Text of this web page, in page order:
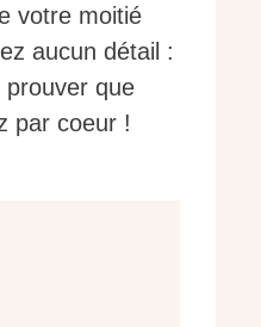
votre moitié
aucun détail :
prouver que
par coeur !